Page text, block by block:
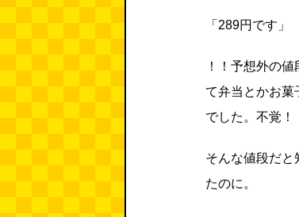
「289円です」
！！予想外の
て弁当とかお菓
でした。不覚！
そんな値段だと
たのに。